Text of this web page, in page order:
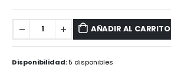
AÑADIR AL CARRITO
Disponibilidad:5 disponibles